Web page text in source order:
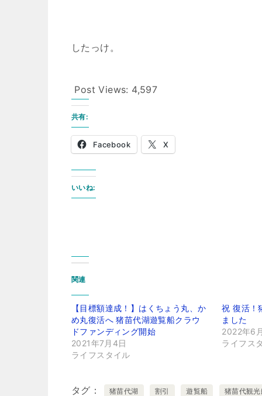
したっけ。
Post Views: 4,597
共有:
Facebook X
いいね:
関連
【目標額達成！】はくちょう丸、か
め丸復活へ 猪苗代湖遊覧船クラウ
ドファンディング開始
2021年7月4日
ライフスタイル
祝 復活！
ました
2022年6
ライフス
タグ 猪苗代湖 割引 遊覧船 猪苗代観光